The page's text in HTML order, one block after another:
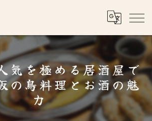
気を極める居酒屋で
の鳥料理とお酒の魅
力